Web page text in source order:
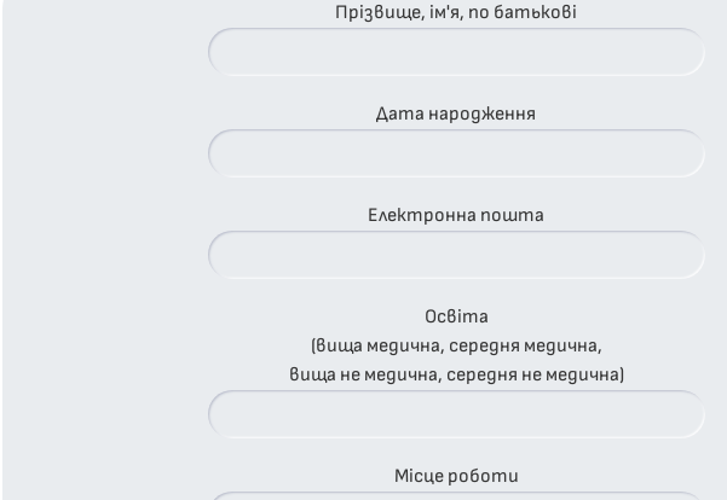
Прізвище, ім'я, по батькові
Дата народження
Електронна пошта
Освіта
(вища медична, середня медична,
вища не медична, середня не медична)
Місце роботи